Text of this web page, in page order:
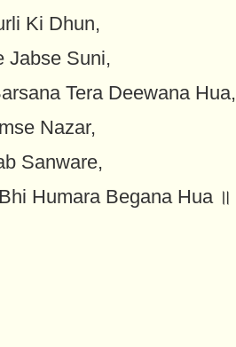
Ki Dhun,
Jabse Suni,
Tera Deewana Hua,
Nazar,
Sanware,
Humara Begana Hua ॥